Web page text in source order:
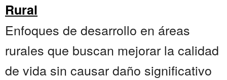
Rural
Enfoques de desarrollo en áreas
rurales que buscan mejorar la calidad
de vida sin causar daño significativo